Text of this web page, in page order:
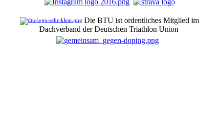
Die BTU ist ordentliches Mitglied im
Dachverband der Deutschen Triathlon Union